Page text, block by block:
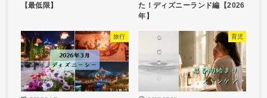
【最低限】
た！ディズニーランド編【2026
年】
旅行 育児